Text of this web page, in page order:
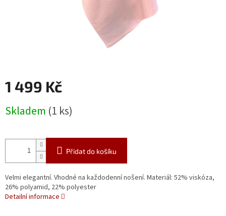
1 499 Kč
cena:
Skladem (1 ks)
Přidat do košíku
Velmi elegantní. Vhodné na každodenní nošení. Materiál: 52% viskóza,
26% polyamid, 22% polyester
Detailní informace